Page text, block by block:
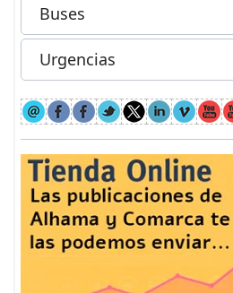
Buses
Urgencias